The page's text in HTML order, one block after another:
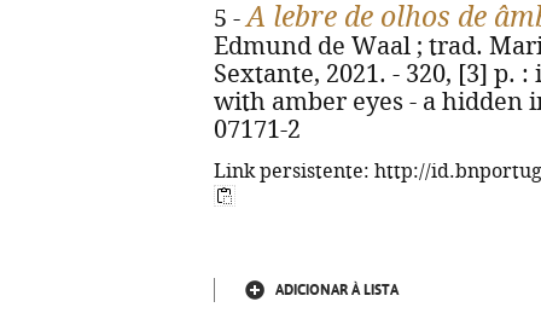
5 -A lebre de olhos de
Edmund de Waal ; trad.
Sextante, 2021. - 320, [3] p.
with amber eyes - a hidden
07171-2
Link persistente: http://
ADICIONAR À LISTA